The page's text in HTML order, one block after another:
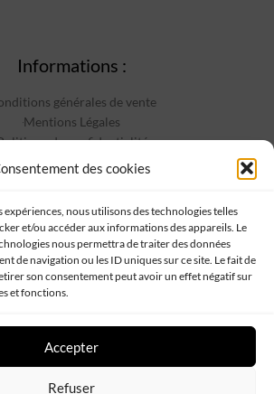
des cookies
nous utilisons des technologies telles
et/ou accéder aux informations des appareils. Le
nous permettra de traiter des données
de navigation ou les ID uniques sur ce site. Le fait de
son consentement peut avoir un effet négatif sur
et fonctions.
Accepter
Refuser
Informations :
générales de vente
Mentions Légales
de confidentialité
Contact
Suivez-nous :
réservés - Propulsé parWeb My Sister-Plan